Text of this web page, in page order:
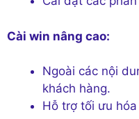
Cài win nâng cao:
Ngoài các nội
khách hàng.
Hỗ trợ tối ưu